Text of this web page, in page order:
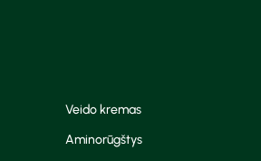
Veido kremas
Aminorūgštys